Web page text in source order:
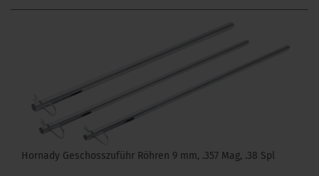
Hornady Geschosszuführ Röhren 9 mm, .357 Mag, .38 Spl